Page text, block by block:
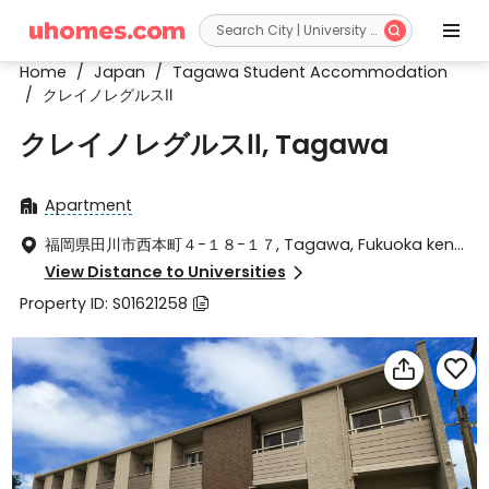
 
Home / Japan / Tagawa Student Accommodation
/ クレイノレグルスⅡ
クレイノレグルスⅡ, Tagawa
 Apartment
 福岡県田川市西本町４−１８−１７, Tagawa, Fukuoka ken
826-0024
View Distance to Universities 
Property ID: S01621258 
 